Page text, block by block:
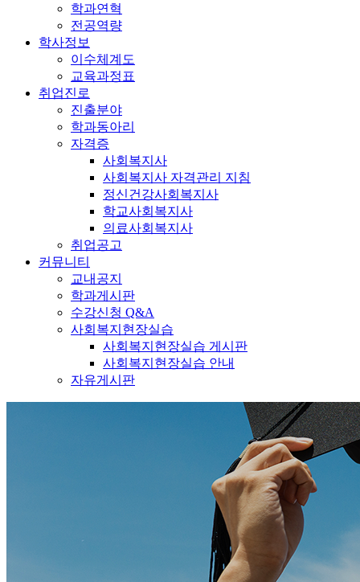
학과연혁
전공역량
학사정보
이수체계도
교육과정표
취업진로
진출분야
학과동아리
자격증
사회복지사
사회복지사 자격관리 지침
정신건강사회복지사
학교사회복지사
의료사회복지사
취업공고
커뮤니티
교내공지
학과게시판
수강신청 Q&A
사회복지현장실습
사회복지현장실습 게시판
사회복지현장실습 안내
자유게시판